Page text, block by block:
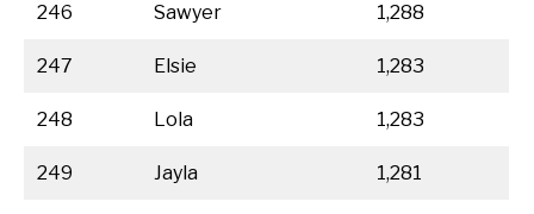
246 Sawyer 1,288
247 Elsie 1,283
248 Lola 1,283
249 Jayla 1,281